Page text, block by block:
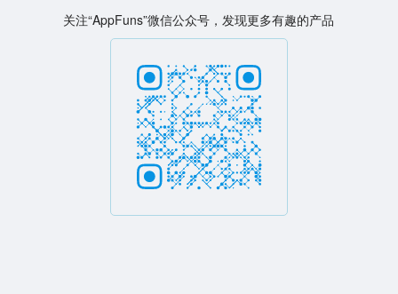
关注“AppFuns”微信公众号，发现更多有趣的产品